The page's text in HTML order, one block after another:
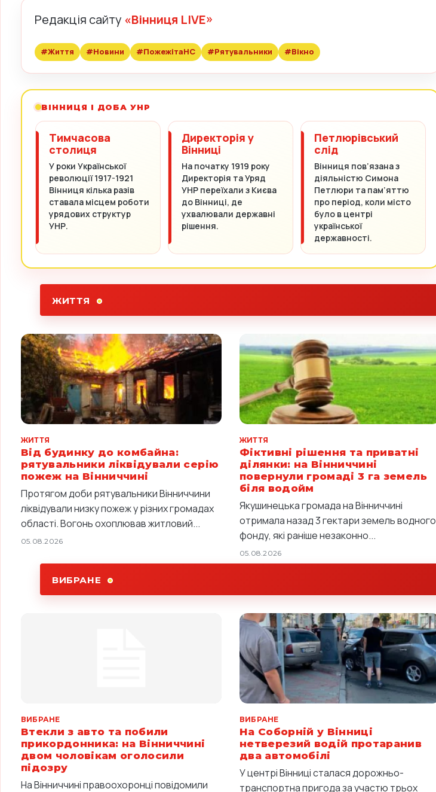
Редакція сайту «Вінниця LIVE»
#Життя #Новини #ПожежітаНС #Рятувальники #Вікно
ВІННИЦЯ І ДОБА УНР
Тимчасова
столиця
У роки Української
революції 1917-1921
Вінниця кілька разів
ставала місцем роботи
урядових структур
УНР.
Директорія у
Вінниці
На початку 1919 року
Директорія та Уряд
УНР переїхали з Києва
до Вінниці, де
ухвалювали державні
рішення.
Петлюрівський
слід
Вінниця пов’язана з
діяльністю Симона
Петлюри та пам’яттю
про період, коли місто
було в центрі
української
державності.
ЖИТТЯ
ЖИТТЯ
Від будинку до комбайна:
рятувальники ліквідували серію
пожеж на Вінниччині
Протягом доби рятувальники Вінниччини
ліквідували низку пожеж у різних громадах
області. Вогонь охоплював житловий...
05.08.2026
ЖИТТЯ
Фіктивні рішення та приватні
ділянки: на Вінниччині
повернули громаді 3 га земель
біля водойм
Якушинецька громада на Вінниччині
отримала назад 3 гектари земель водного
фонду, які раніше незаконно...
05.08.2026
ВИБРАНЕ
ВИБРАНЕ
Втекли з авто та побили
прикордонника: на Вінниччині
двом чоловікам оголосили
підозру
На Вінниччині правоохоронці повідомили
ВИБРАНЕ
На Соборній у Вінниці
нетверезий водій протаранив
два автомобілі
У центрі Вінниці сталася дорожньо-
транспортна пригода за участю трьох